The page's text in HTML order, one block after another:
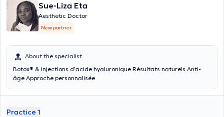
Sue-Liza Eta
Aesthetic Doctor
New partner
About the specialist
Botox® & injections d’acide hyaluronique Résultats naturels Anti-
âge Approche personnalisée
Practice 1